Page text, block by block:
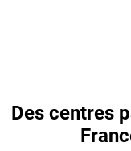
Des centres